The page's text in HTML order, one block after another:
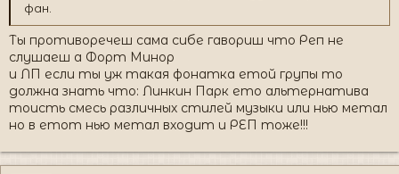
фан.
Ты противоречеш сама сибе гавориш что Реп не
слушаеш а Форт Минор
и ЛП если ты уж такая фонатка етой групы то
должна знать что: Линкин Парк ето альтернатива
тоисть смесь различных стилей музыки или нью метал
но в етот нью метал входит и РЕП тоже!!!